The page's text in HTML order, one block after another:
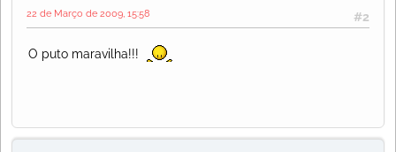
#2
22 de Março de 2009, 15:58
O puto maravilha!!!